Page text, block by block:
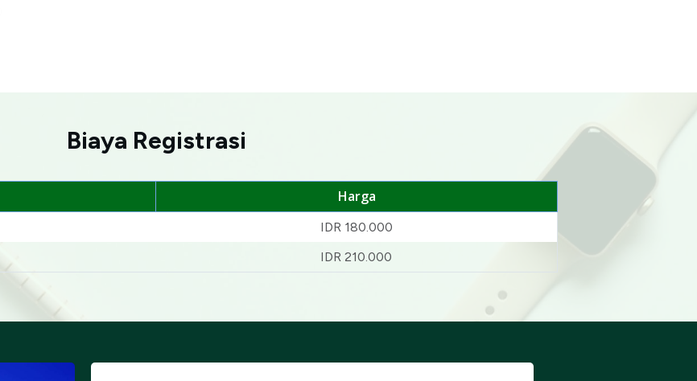
Biaya Registrasi
Harga
IDR 180.000
IDR 210.000